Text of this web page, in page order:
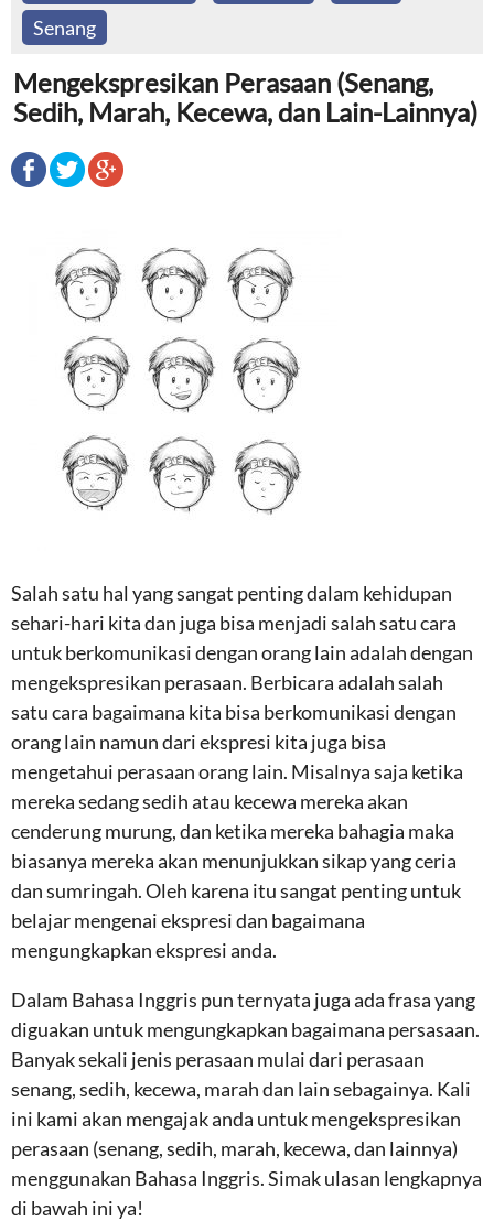
Senang
Mengekspresikan Perasaan (Senang,
Sedih, Marah, Kecewa, dan Lain-Lainnya)
Salah satu hal yang sangat penting dalam kehidupan
sehari-hari kita dan juga bisa menjadi salah satu cara
untuk berkomunikasi dengan orang lain adalah dengan
mengekspresikan perasaan. Berbicara adalah salah
satu cara bagaimana kita bisa berkomunikasi dengan
orang lain namun dari ekspresi kita juga bisa
mengetahui perasaan orang lain. Misalnya saja ketika
mereka sedang sedih atau kecewa mereka akan
cenderung murung, dan ketika mereka bahagia maka
biasanya mereka akan menunjukkan sikap yang ceria
dan sumringah. Oleh karena itu sangat penting untuk
belajar mengenai ekspresi dan bagaimana
mengungkapkan ekspresi anda.
Dalam Bahasa Inggris pun ternyata juga ada frasa yang
diguakan untuk mengungkapkan bagaimana persasaan.
Banyak sekali jenis perasaan mulai dari perasaan
senang, sedih, kecewa, marah dan lain sebagainya. Kali
ini kami akan mengajak anda untuk mengekspresikan
perasaan (senang, sedih, marah, kecewa, dan lainnya)
menggunakan Bahasa Inggris. Simak ulasan lengkapnya
di bawah ini ya!